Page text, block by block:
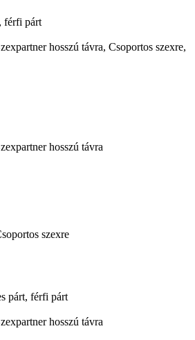
férfi párt
hosszú távra, Csoportos szexre,
hosszú távra
szexre
párt, férfi párt
hosszú távra